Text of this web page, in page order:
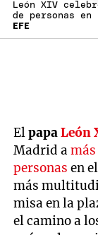
León XIV
de personas en
EFE
ElpapaLeón
Madrid a
personas en
más
misa en la
el camino a